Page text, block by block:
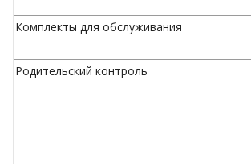
Комплекты для обслуживания
Родительский контроль